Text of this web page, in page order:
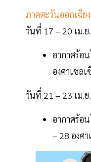
ภาคตะวันออกเฉีย
วันที่ 17 – 20 เม.ย
อากาศร้อ
องศาเซล
วันที่ 21 – 23 เม.ย
อากาศร้อ
– 28 องศ